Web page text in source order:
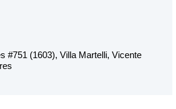
#751 (1603), Villa Martelli, Vicente